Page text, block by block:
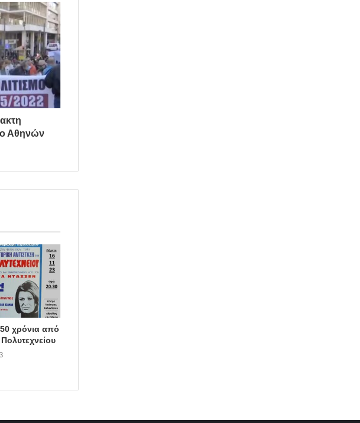
Αθηνών
χρόνια από